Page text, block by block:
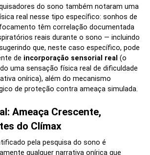
do sono também notaram uma
real nesse tipo específico: sonhos de
têm correlação documentada
reais durante o sono — incluindo
que, neste caso específico, pode
de incorporação sensorial real (o
uma sensação física real de dificuldade
onírica), além do mecanismo
de proteção contra ameaça simulada.
Ameaça Crescente,
do Clímax
pela pesquisa do sono é
qualquer narrativa onírica que